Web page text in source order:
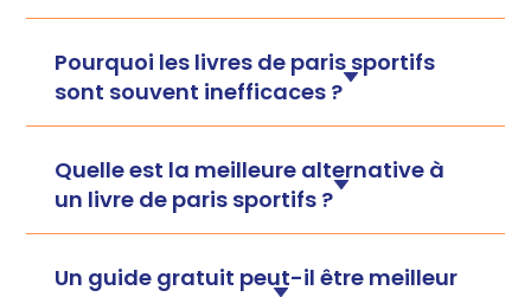
Pourquoi les livres de paris sportifs
sont souvent inefficaces ?
Quelle est la meilleure alternative à
un livre de paris sportifs ?
Un guide gratuit peut-il être meilleur